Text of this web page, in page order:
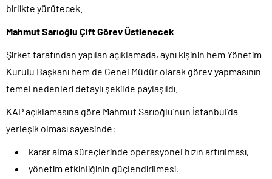
birlikte yürütecek.
Mahmut Sarıoğlu Çift Görev Üstlenecek
Şirket tarafından yapılan açıklamada, aynı kişinin hem Yönetim
Kurulu Başkanı hem de Genel Müdür olarak görev yapmasının
temel nedenleri detaylı şekilde paylaşıldı.
KAP açıklamasına göre Mahmut Sarıoğlu’nun İstanbul’da
yerleşik olması sayesinde:
karar alma süreçlerinde operasyonel hızın artırılması,
yönetim etkinliğinin güçlendirilmesi,